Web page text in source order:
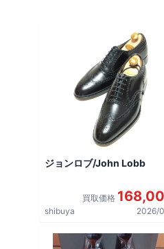
ジョンロブ/John Lobb
買取価格
shibuya
2026/